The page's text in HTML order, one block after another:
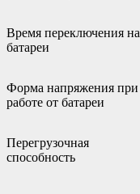
Время переключения на
батареи
Форма напряжения при
работе от батареи
Перегрузочная
способность